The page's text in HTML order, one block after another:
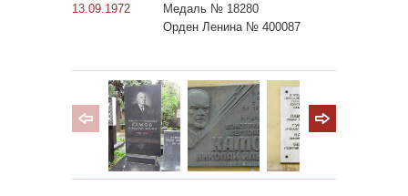
13.09.1972
Медаль № 18280
Орден Ленина № 400087